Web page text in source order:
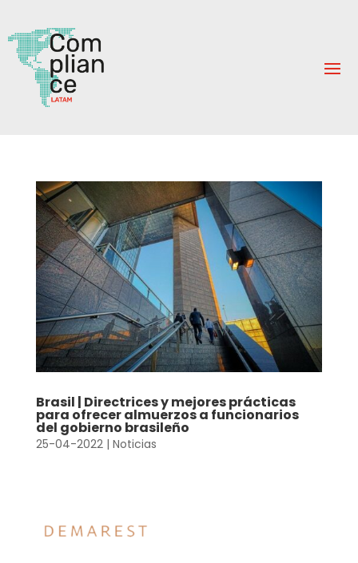
Brasil | Directrices y mejores prácticas
para ofrecer almuerzos a funcionarios
del gobierno brasileño
25-04-2022| Noticias